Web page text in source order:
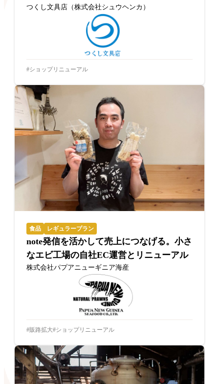
つくし文具店（株式会社シュウヘンカ）
ショップリニューアル
食品 レギュラープラン
note発信を活かして売上につなげる。小さ
なエビ工場の自社EC運営とリニューアル
株式会社パプアニューギニア海産
販路拡大 ショップリニューアル